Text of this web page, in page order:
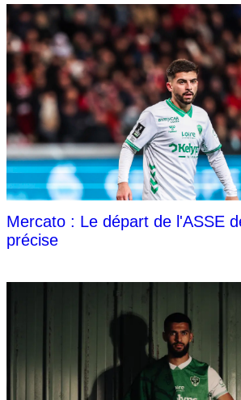
Mercato : Le départ de l'ASSE
précise